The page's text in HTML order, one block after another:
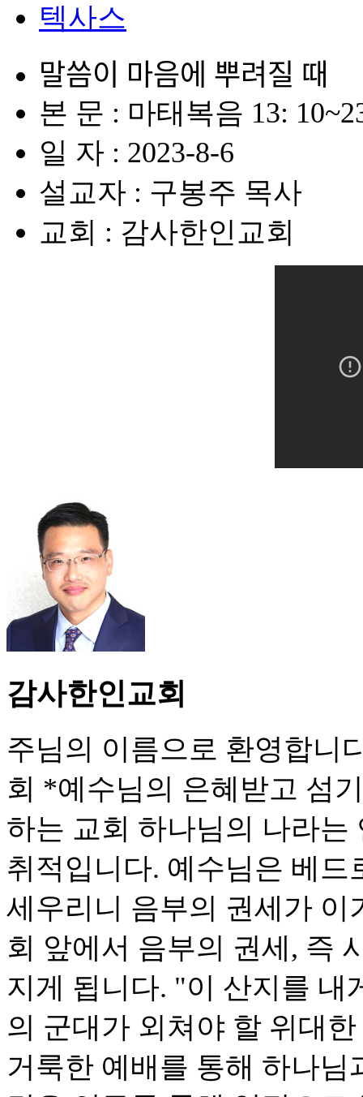
텍사스
말씀이 마음에 뿌려질 때
본 문 : 마태복음 13:
일 자 : 2023-8-6
설교자 : 구봉주 목사
교회 : 감사한인교회
감사한인교회
주님의 이름으로 환영합니
회 *예수님의 은혜받고 섬
하는 교회 하나님의 나라
취적입니다. 예수님은 베
세우리니 음부의 권세가
회 앞에서 음부의 권세, 즉
지게 됩니다. "이 산지를 내
의 군대가 외쳐야 할 위대
거룩한 예배를 통해 하나